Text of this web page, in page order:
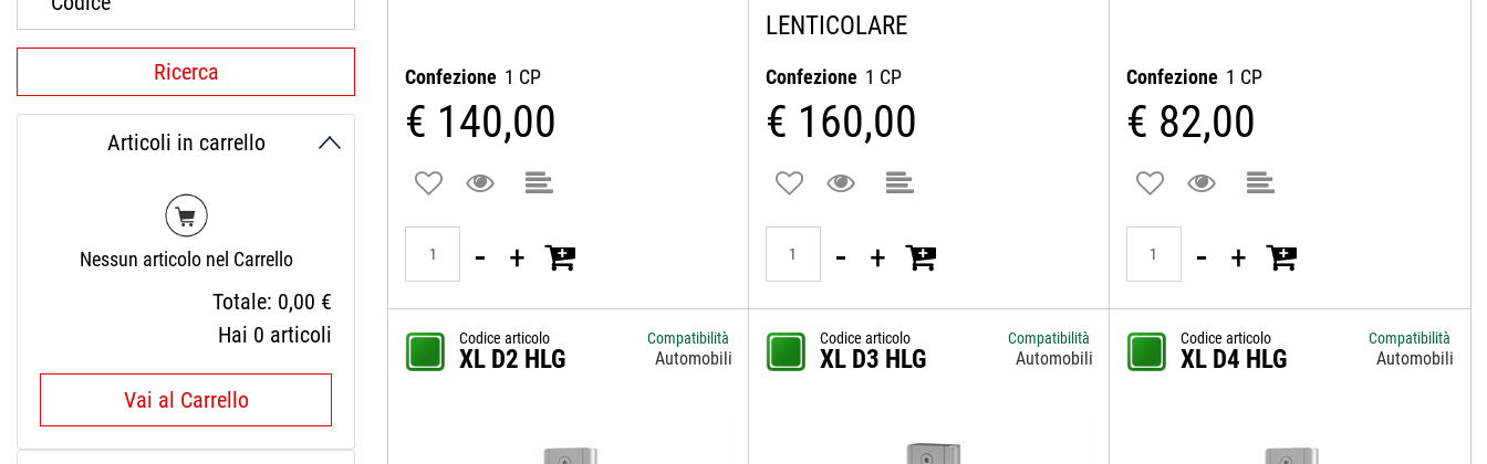
Confezione 1 CP
€ 140,00
LENTICOLARE
Confezione 1 CP
€ 160,00
Confezione 1 CP
€ 82,00
Codice articolo
XL D2 HLG
Compatibilità
Automobili
Codice articolo
XL D3 HLG
Compatibilità
Automobili
Codice articolo
XL D4 HLG
Compatibilità
Automobili
Articoli in carrello
Nessun articolo nel Carrello
Hai 0 articoli
Totale: 0,00 €
Vai al Carrello